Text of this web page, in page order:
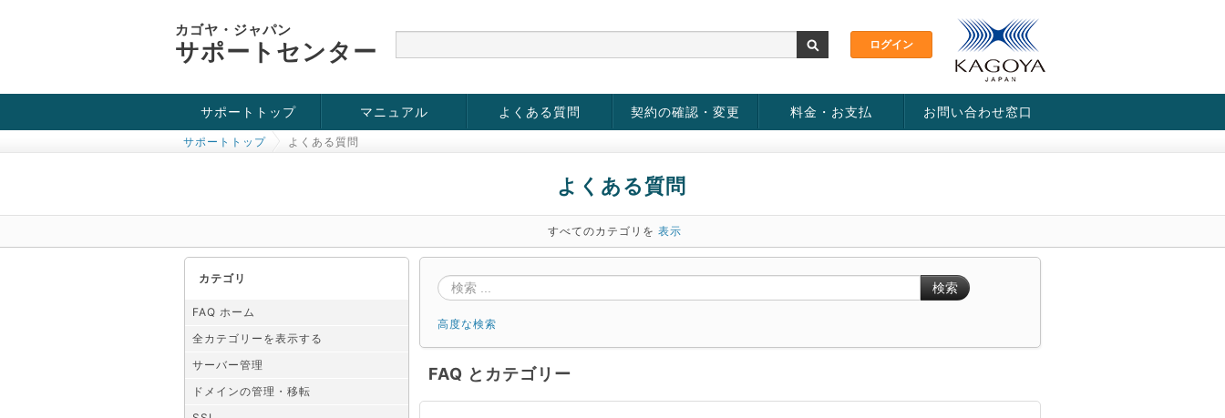
カゴヤ・ジャパン
サポートセンター
サポートトップ
お役立ち情報
チュートリアル
障害・メンテナンス情報
マニュアル よくある質問 契約の確認・変更 料金・お支払 お問い合わせ窓口
サポートトップ よくある質問
よくある質問
すべてのカテゴリを 表示
カテゴリ
FAQ ホーム
全カテゴリーを表示する
サーバー管理
ドメインの管理・移転
検索
高度な検索
FAQ とカテゴリー